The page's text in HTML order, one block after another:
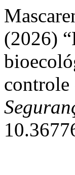
(2026)
controle